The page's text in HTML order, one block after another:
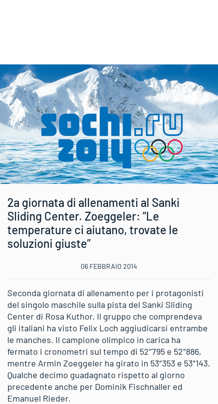
2a giornata di allenamenti al Sanki
Sliding Center. Zoeggeler: “Le
temperature ci aiutano, trovate le
soluzioni giuste”
06 FEBBRAIO 2014
Seconda giornata di allenamento per i protagonisti
del singolo maschile sulla pista del Sanki Sliding
Center di Rosa Kuthor. Il gruppo che comprendeva
gli italiani ha visto Felix Loch aggiudicarsi entrambe
le manches. Il campione olimpico in carica ha
fermato i cronometri sul tempo di 52″795 e 52″886,
mentre Armin Zoeggeler ha girato in 53″353 e 53″143.
Qualche decimo guadagnato rispetto al giorno
precedente anche per Dominik Fischnaller ed
Emanuel Rieder.